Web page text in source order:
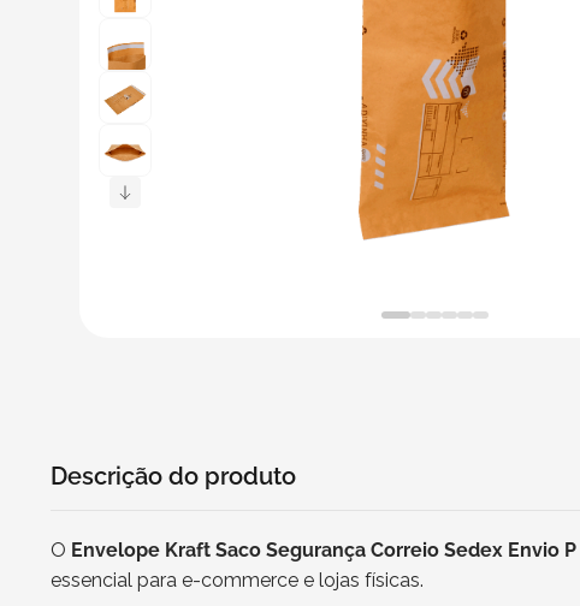
Descrição do produto
O Envelope Kraft Saco Segurança Correio Sedex Envio P
essencial para e-commerce e lojas físicas.
papel semente